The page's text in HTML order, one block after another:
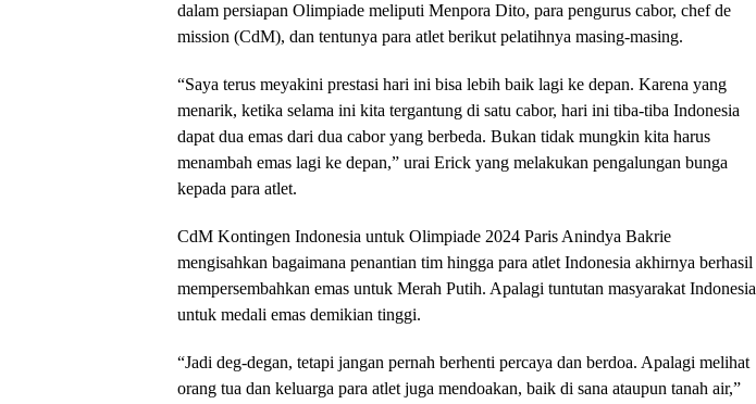
dalam persiapan Olimpiade meliputi Menpora Dito, para pengurus cabor, chef de
mission (CdM), dan tentunya para atlet berikut pelatihnya masing-masing.
“Saya terus meyakini prestasi hari ini bisa lebih baik lagi ke depan. Karena yang
menarik, ketika selama ini kita tergantung di satu cabor, hari ini tiba-tiba Indonesia
dapat dua emas dari dua cabor yang berbeda. Bukan tidak mungkin kita harus
menambah emas lagi ke depan,” urai Erick yang melakukan pengalungan bunga
kepada para atlet.
CdM Kontingen Indonesia untuk Olimpiade 2024 Paris Anindya Bakrie
mengisahkan bagaimana penantian tim hingga para atlet Indonesia akhirnya berhasil
mempersembahkan emas untuk Merah Putih. Apalagi tuntutan masyarakat Indonesia
untuk medali emas demikian tinggi.
“Jadi deg-degan, tetapi jangan pernah berhenti percaya dan berdoa. Apalagi melihat
orang tua dan keluarga para atlet juga mendoakan, baik di sana ataupun tanah air,”